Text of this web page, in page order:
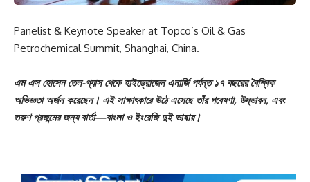
Panelist & Keynote Speaker at Topco’s Oil & Gas
Petrochemical Summit, Shanghai, China.
এম এস হোসেন তেল-গ্যাস থেকে হাইড্রোজেন এনার্জি পর্যন্ত ১৭ বছরের বৈশ্বিক
অভিজ্ঞতা অর্জন করেছেন। এই সাক্ষাৎকারে উঠে এসেছে তাঁর গবেষণা, উদ্ভাবন, এবং
তরুণ প্রজন্মের জন্য বার্তা—বাংলা ও ইংরেজি দুই ভাষায়।